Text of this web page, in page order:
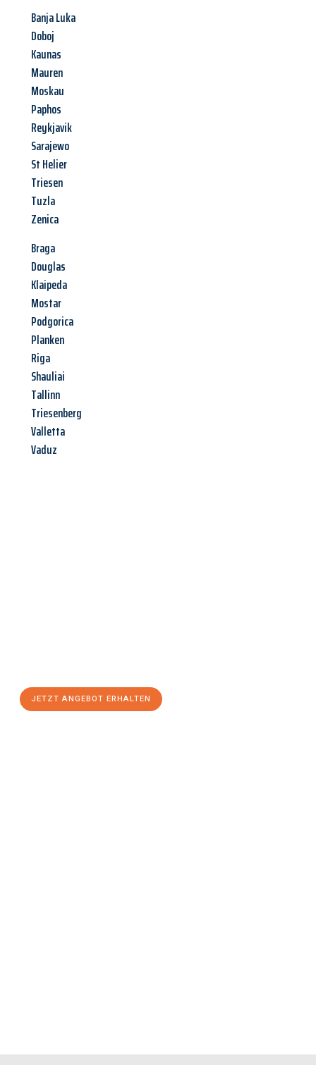
Banja Luka
Doboj
Kaunas
Mauren
Moskau
Paphos
Reykjavik
Sarajewo
St Helier
Triesen
Tuzla
Zenica
Braga
Douglas
Klaipeda
Mostar
Podgorica
Planken
Riga
Shauliai
Tallinn
Triesenberg
Valletta
Vaduz
JETZT ANGEBOT ERHALTEN